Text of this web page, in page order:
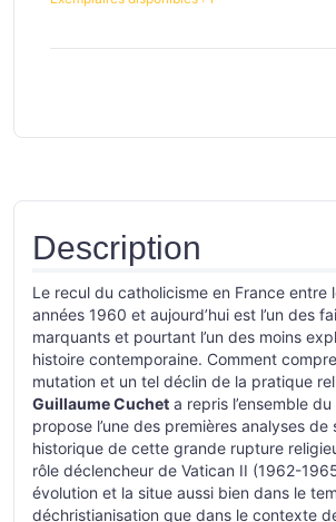
Description
Le recul du catholicisme en France entre
années 1960 et aujourd’hui est l’un des
marquants et pourtant l’un des moins
histoire contemporaine. Comment
mutation et un tel déclin de la pratique
Guillaume Cuchet a repris l’ensemble
propose l’une des premières analyses de
historique de cette grande rupture
rôle déclencheur de Vatican II (1962-
évolution et la situe aussi bien dans le
déchristianisation que dans le contexte